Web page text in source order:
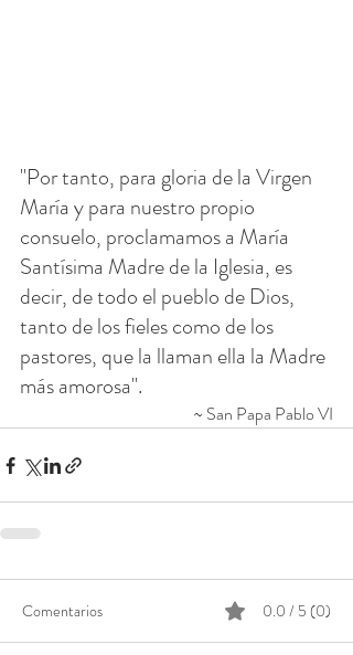
"Por tanto, para gloria de la Virgen
María y para nuestro propio
consuelo, proclamamos a María
Santísima Madre de la Iglesia, es
decir, de todo el pueblo de Dios,
tanto de los fieles como de los
pastores, que la llaman ella la Madre
más amorosa".
~ San Papa Pablo VI
Comentarios 0.0 / 5 (0)